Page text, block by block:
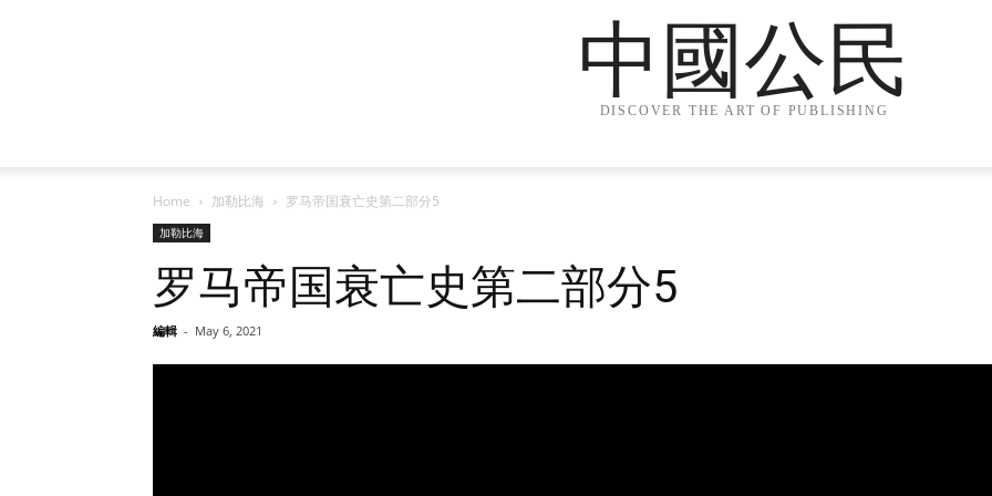
中國公民
DISCOVER THE ART OF PUBLISHING
Home 加勒比海 罗马帝国衰亡史第二部分5
加勒比海
罗马帝国衰亡史第二部分5
編輯 - May 6, 2021